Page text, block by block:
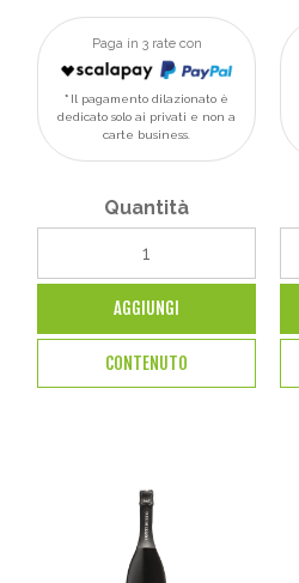
Paga in 3 rate con
Il pagamento dilazionato è
dedicato solo ai privati e non a
carte business.
Quantità
AGGIUNGI
CONTENUTO